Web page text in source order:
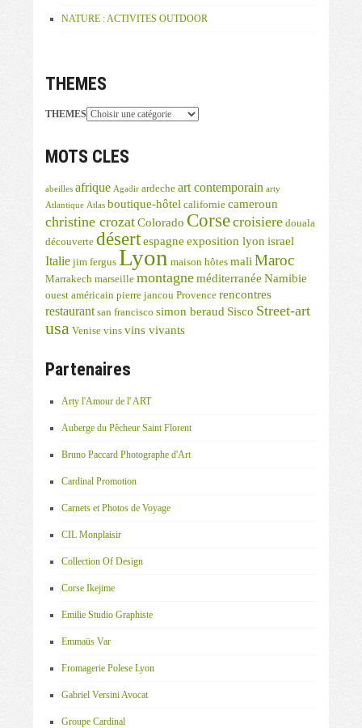
NATURE : ACTIVITES OUTDOOR
THEMES
THEMES
MOTS CLES
abeilles afrique Agadir ardeche art contemporain arty
Atlantique Atlas boutique-hôtel californie cameroun
christine crozatColorado Corsecroisiere douala
découverte désertespagne exposition lyon israel
Italie jim fergus Lyon maison hôtes mali Maroc
Marrakech marseille montagneméditerranée Namibie
ouest américain pierre jancou Provence rencontres
restaurant san francisco simon beraud Sisco Street-art
usa Venise vins vins vivants
Partenaires
Arty l'Amour de l' ART
Auberge du Pêcheur Saint Florent
Bruno Paccard Photographe d'Art
Cardinal Promotion
Carnets et Photos de Voyage
CIL Monplaisir
Collection Of Design
Corse Ikejime
Emilie Studio Graphiste
Emmaüs Var
Fromagerie Polese Lyon
Gabriel Versini Avocat
Groupe Cardinal